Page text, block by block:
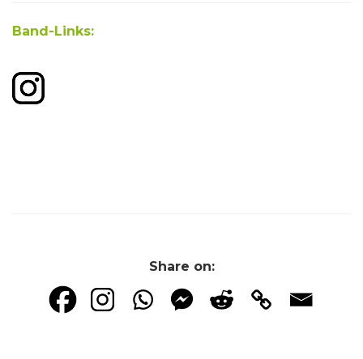
Band-Links:
Share on: